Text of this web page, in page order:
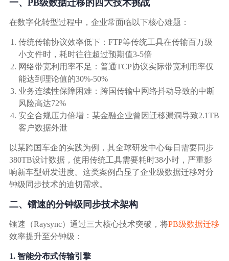
金融行业
基因行业
汽车行业
生产制造业
IT互联网行业
一、PB级数据迁移的四大技术挑战
在数字化转型过程中，企业常面临以下核心难题：
传统传输协议效率低下：FTP等传统工具在传输百万级
小文件时，耗时往往超过预期值3-5倍
网络带宽利用率不足：普通TCP协议实际带宽利用率仅
能达到理论值的30%-50%
业务连续性保障困难：跨国传输中网络抖动导致的中断
风险高达72%
安全合规压力倍增：某金融企业曾因迁移漏洞导致2.1TB
客户数据外泄
以某跨国车企的实践为例，其全球研发中心每日需要同步
380TB设计数据，使用传统工具需要耗时38小时，严重影
响新车型研发进度。这类案例凸显了企业级数据迁移对分
钟级同步技术的迫切需求。
二、镭速的分钟级同步技术架构
镭速（Raysync）通过三大核心技术突破，将PB级数据迁移
效率提升至分钟级：
1. 智能分布式传输引擎